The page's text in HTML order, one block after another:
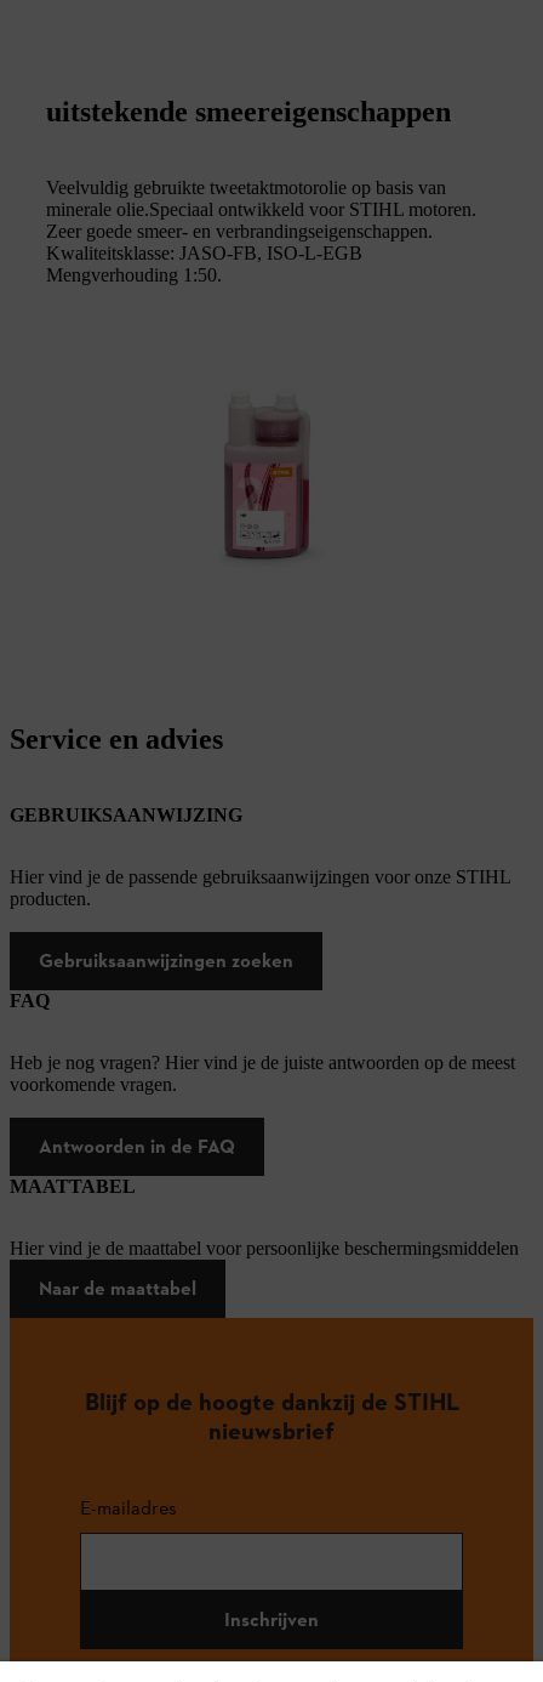
uitstekende smeereigenschappen
Veelvuldig gebruikte tweetaktmotorolie op basis van
minerale olie.Speciaal ontwikkeld voor STIHL motoren.
Zeer goede smeer- en verbrandingseigenschappen.
Kwaliteitsklasse: JASO-FB, ISO-L-EGB
Mengverhouding 1:50.
Service en advies
GEBRUIKSAANWIJZING
Hier vind je de passende gebruiksaanwijzingen voor onze STIHL
producten.
Gebruiksaanwijzingen zoeken
FAQ
Heb je nog vragen? Hier vind je de juiste antwoorden op de meest
voorkomende vragen.
Antwoorden in de FAQ
MAATTABEL
Hier vind je de maattabel voor persoonlijke beschermingsmiddelen
Naar de maattabel
Blijf op de hoogte dankzij de STIHL
nieuwsbrief
E-mailadres
Inschrijven